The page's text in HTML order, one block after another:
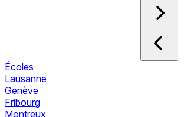
Écoles
Lausanne
Genève
Fribourg
Montreux